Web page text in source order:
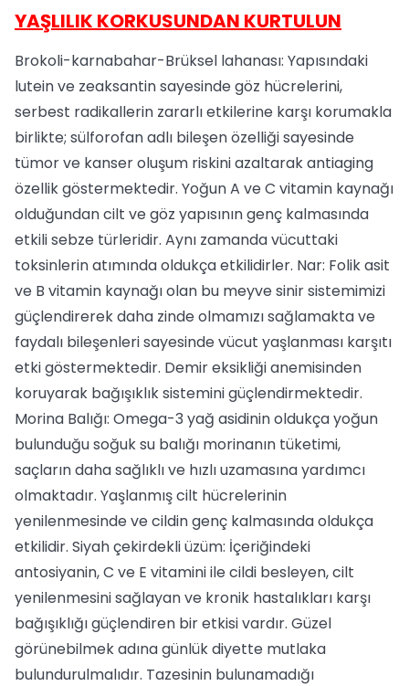
YAŞLILIK KORKUSUNDAN KURTULUN
Brokoli-karnabahar-Brüksel lahanası: Yapısındaki
lutein ve zeaksantin sayesinde göz hücrelerini,
serbest radikallerin zararlı etkilerine karşı korumakla
birlikte; sülforofan adlı bileşen özelliği sayesinde
tümor ve kanser oluşum riskini azaltarak antiaging
özellik göstermektedir. Yoğun A ve C vitamin kaynağı
olduğundan cilt ve göz yapısının genç kalmasında
etkili sebze türleridir. Aynı zamanda vücuttaki
toksinlerin atımında oldukça etkilidirler. Nar: Folik asit
ve B vitamin kaynağı olan bu meyve sinir sistemimizi
güçlendirerek daha zinde olmamızı sağlamakta ve
faydalı bileşenleri sayesinde vücut yaşlanması karşıtı
etki göstermektedir. Demir eksikliği anemisinden
koruyarak bağışıklık sistemini güçlendirmektedir.
Morina Balığı: Omega-3 yağ asidinin oldukça yoğun
bulunduğu soğuk su balığı morinanın tüketimi,
saçların daha sağlıklı ve hızlı uzamasına yardımcı
olmaktadır. Yaşlanmış cilt hücrelerinin
yenilenmesinde ve cildin genç kalmasında oldukça
etkilidir. Siyah çekirdekli üzüm: İçeriğindeki
antosiyanin, C ve E vitamini ile cildi besleyen, cilt
yenilenmesini sağlayan ve kronik hastalıkları karşı
bağışıklığı güçlendiren bir etkisi vardır. Güzel
görünebilmek adına günlük diyette mutlaka
bulundurulmalıdır. Tazesinin bulunamadığı